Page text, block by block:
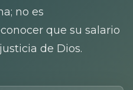
no es
que su salario
de Dios.